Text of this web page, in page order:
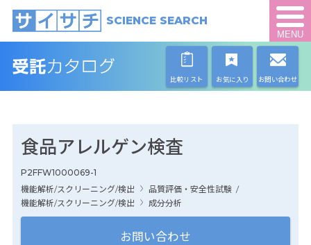
SCIENCE SEARCH
MENU
比較リスト お気に入り お問い合わせ
食品アレルゲン検査
P2FFW1000069-1
機能解析/スクリーニング/検出
品質評価・安全性試験 /
機能解析/スクリーニング/検出
成分分析
お問い合わせ